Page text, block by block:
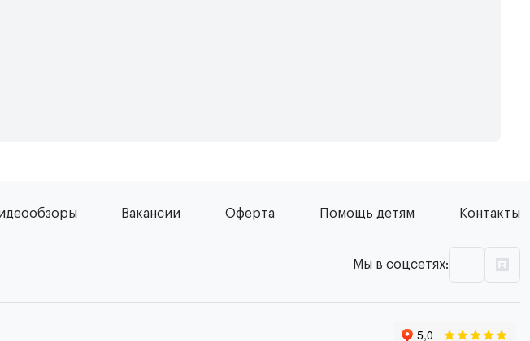
Вакансии Оферта Помощь детям Контакты
Мы в соцсетях: